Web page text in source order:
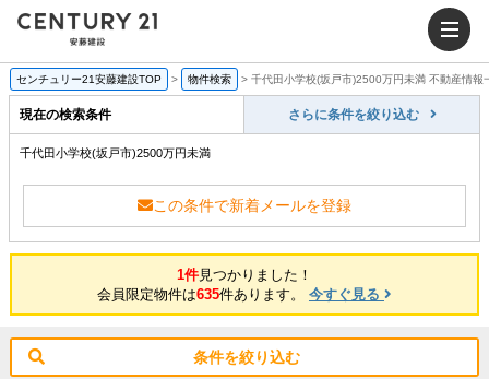
センチュリー21安藤建設TOP > 物件検索 > 千代田小学校(坂戸市)2500万円未満 不動産情報
現在の検索条件 さらに条件を絞り込む
千代田小学校(坂戸市)2500万円未満
この条件で新着メールを登録
1件見つかりました！
会員限定物件は635件あります。 今すぐ見る
条件を絞り込む